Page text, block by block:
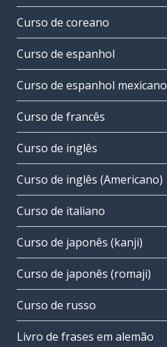
Curso de coreano
Curso de espanhol
Curso de espanhol mexicano
Curso de francês
Curso de inglês
Curso de inglês (Americano)
Curso de italiano
Curso de japonês (kanji)
Curso de japonês (romaji)
Curso de russo
Livro de frases em alemão